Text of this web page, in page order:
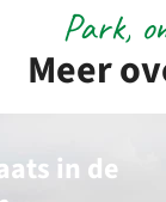
Meer
Park,
in de